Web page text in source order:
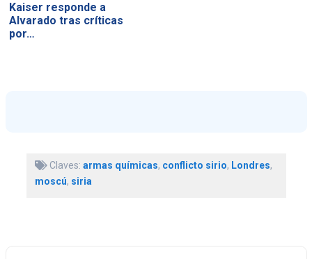
Kaiser responde a
Alvarado tras críticas
por…
Claves: armas químicas, conflicto sirio, Londres,
moscú, siria